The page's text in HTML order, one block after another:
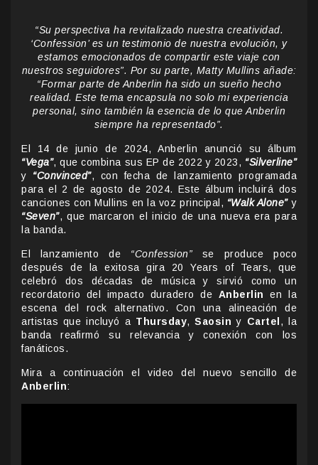
“Su perspectiva ha revitalizado nuestra creatividad.
‘Confession’ es un testimonio de nuestra evolución, y
estamos emocionados de compartir este viaje con
nuestros seguidores”. Por su parte, Matty Mullins añade:
“Formar parte de Anberlin ha sido un sueño hecho
realidad. Este tema encapsula no solo mi experiencia
personal, sino también la esencia de lo que Anberlin
siempre ha representado”.
El 14 de junio de 2024, Anberlin anunció su álbum
“Vega”, que combina sus EP de 2022 y 2023, “Silverline”
y “Convinced”, con fecha de lanzamiento programada
para el 2 de agosto de 2024. Este álbum incluirá dos
canciones con Mullins en la voz principal, “Walk Alone”y
“Seven”, que marcaron el inicio de una nueva era para
la banda.
El lanzamiento de “Confession” se produce poco
después de la exitosa gira 20 Years of Tears, que
celebró dos décadas de música y sirvió como un
recordatorio del impacto duradero de Anberlin
en la
escena del rock alternativo. Con una alineación de
artistas que incluyó a Thursday,Saosin y Cartel , la
banda reafirmó su relevancia y conexión con los
fanáticos.
Mira a continuación el video del nuevo sencillo de
Anberlin: